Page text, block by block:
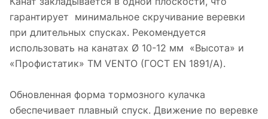
гарантирует минимальное скручивание веревки
при длительных спусках. Рекомендуется
использовать на канатах Ø 10-12 мм «Высота» и
«Профистатик» ТМ VENTO (ГОСТ EN 1891/А).
Обновленная форма тормозного кулачка
обеспечивает плавный спуск. Движение по веревке